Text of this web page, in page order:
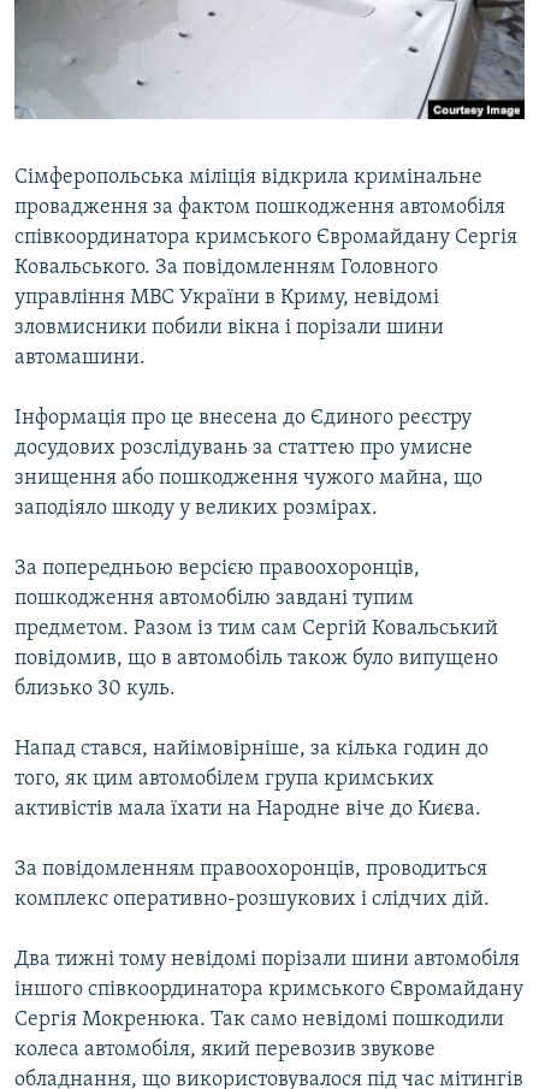
ВІДЕОУРОКИ «ELIFBE»
СВІДЧЕННЯ ОКУПАЦІЇ
УКРАЇНСЬКА ПРОБЛЕМА КРИМУ
Qırımtatar
Усі сайти RFE/RL
Сімферопольська міліція відкрила кримінальне
провадження за фактом пошкодження автомобіля
співкоординатора кримського Євромайдану Сергія
Ковальського. За повідомленням Головного
управління МВС України в Криму, невідомі
зловмисники побили вікна і порізали шини
автомашини.
Інформація про це внесена до Єдиного реєстру
досудових розслідувань за статтею про умисне
знищення або пошкодження чужого майна, що
заподіяло шкоду у великих розмірах.
За попередньою версією правоохоронців,
пошкодження автомобілю завдані тупим
предметом. Разом із тим сам Сергій Ковальський
повідомив, що в автомобіль також було випущено
близько 30 куль.
Напад стався, найімовірніше, за кілька годин до
того, як цим автомобілем група кримських
активістів мала їхати на Народне віче до Києва.
За повідомленням правоохоронців, проводиться
комплекс оперативно-розшукових і слідчих дій.
Два тижні тому невідомі порізали шини автомобіля
іншого співкоординатора кримського Євромайдану
Сергія Мокренюка. Так само невідомі пошкодили
колеса автомобіля, який перевозив звукове
обладнання, що використовувалося під час мітингів